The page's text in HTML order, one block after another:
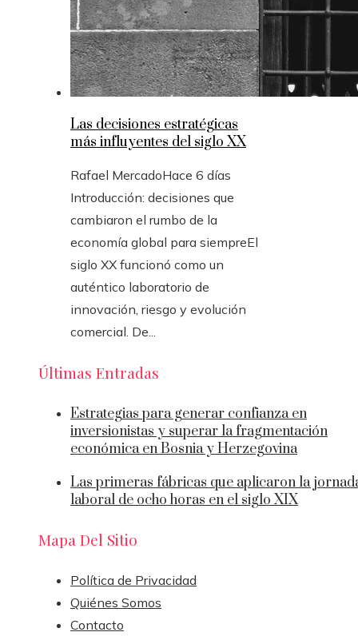
Las decisiones estratégicas
más influyentes del siglo XX
Rafael MercadoHace 6 días
Introducción: decisiones que
cambiaron el rumbo de la
economía global para siempreEl
siglo XX funcionó como un
auténtico laboratorio de
innovación, riesgo y evolución
comercial. De...
Últimas Entradas
Estrategias para generar confianza en
inversionistas y superar la fragmentación
económica en Bosnia y Herzegovina
Las primeras fábricas que aplicaron la
laboral de ocho horas en el siglo XIX
Mapa Del Sitio
Política de Privacidad
Quiénes Somos
Contacto